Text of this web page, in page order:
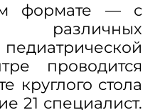
формате — с
различных
проводится
круглого стола
21 специалист.